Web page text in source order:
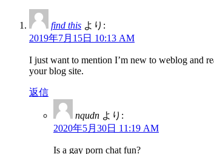
find this より:
2019年7月15日 10:13 AM
I just want to mention I’m new to weblog and
your blog site.
返信
nqudn より:
2020年5月30日 11:19 AM
Is a gay porn chat fun?